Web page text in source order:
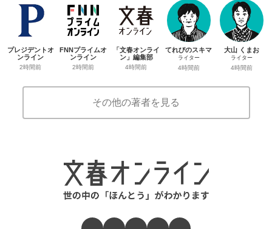
プレジデントオ
ンライン
2時間前
FNNプライムオ
ンライン
2時間前
「文春オンライ
ン」編集部
4時間前
てれびのスキマ
ライター
4時間前
大山 くまお
ライター
4時間前
その他の著者を見る